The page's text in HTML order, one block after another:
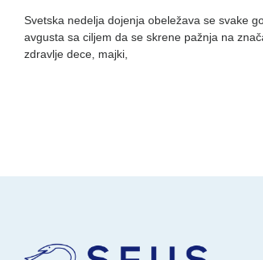
Svetska nedelja dojenja obeležava se svake
avgusta sa ciljem da se skrene pažnja na
zdravlje dece, majki,